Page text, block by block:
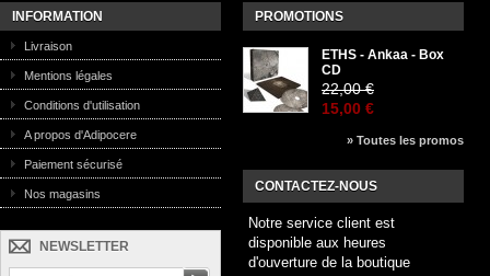
INFORMATION
Livraison
Mentions légales
Conditions d'utilisation
A propos d'Adipocere
Paiement sécurisé
Nos magasins
NEWSLETTER
PROMOTIONS
ETHS - Ankaa - Box
CD
22,00 €
15,00 €
» Toutes les promos
CONTACTEZ-NOUS
Notre service client est
disponible aux heures
d'ouverture de la boutique